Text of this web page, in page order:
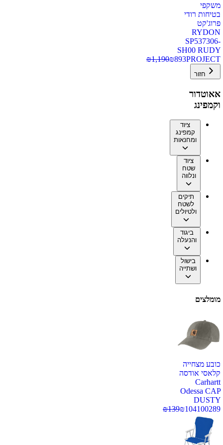
משקפי
בטיחות רודי
פרוג'קט
RYDON
SP537306-
SH00 RUDY
PROJECT
₪893
₪1,190
חזור
אאוטדור
וקמפינג
ציוד
קמפינג
ומחנאות
ציוד
שטח
ונלווה
תיקים
לשטח
ולטיולים
ביגוד
והנעלה
בישול
ושתייה
מומלצים
כובע מצחייה
קלאסי אודסה
Carhartt
Odessa CAP
DUSTY
100289
₪104
₪139